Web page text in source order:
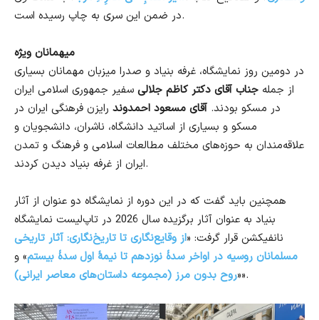
در ضمن این سری به چاپ رسیده است.
میهمانان ویژه
در دومین روز نمایشگاه، غرفه بنیاد و صدرا میزبان مهمانان بسیاری
از جمله جناب آقای دکتر کاظم جلالی سفیر جمهوری اسلامی ایران
در مسکو بودند. آقای مسعود احمدوند رایزن فرهنگی ایران در
مسکو و بسیاری از اساتید دانشگاه، ناشران، دانشجویان و
علاقه‌مندان به حوزه‌های مختلف مطالعات اسلامی و فرهنگ و تمدن
ایران از غرفه بنیاد دیدن کردند.
همچنین باید گفت که در این دوره از نمایشگاه دو عنوان از آثار
بنیاد به عنوان آثار برگزیده سال 2026 در تاپ‌لیست نمایشگاه
نانفیکشن قرار گرفت: «از وقایع‌نگاری تا تاریخ‌نگاری: آثار تاریخی
مسلمانان روسیه در اواخر سدهٔ نوزدهم تا نیمهٔ اول سدهٔ بیستم» و
«روح بدون مرز (مجموعه داستان‌های معاصر ایرانی) ».